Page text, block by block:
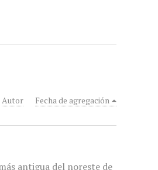
Autor Fecha de agregación
antigua del noreste de